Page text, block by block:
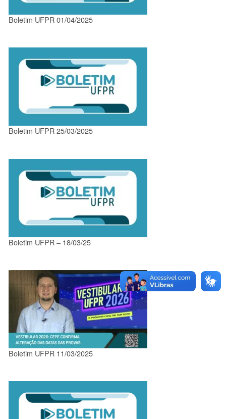
Boletim UFPR 01/04/2025
Boletim UFPR 25/03/2025
Boletim UFPR – 18/03/25
Boletim UFPR 11/03/2025